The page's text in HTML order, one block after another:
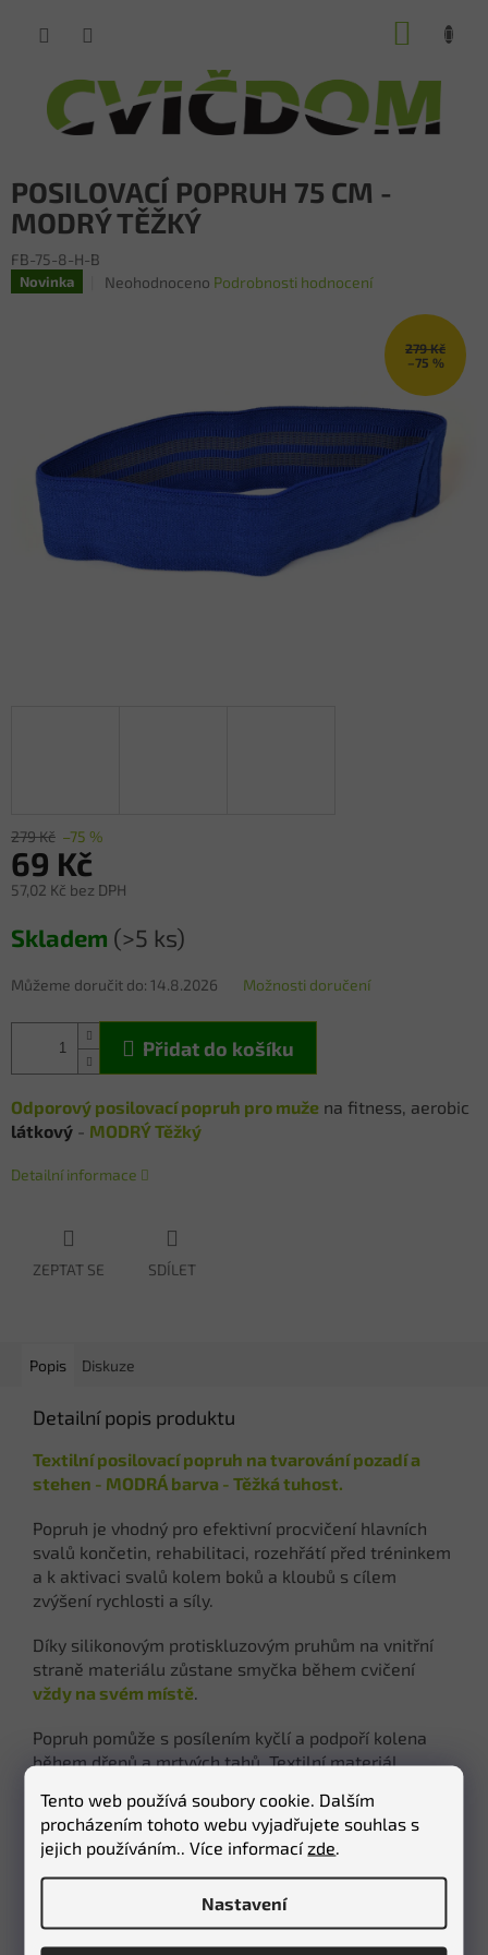
Tento web používá soubory cookie. Dalším
procházením tohoto webu vyjadřujete souhlas s
jejich používáním.. Více informacízde
Nastavení
POSILOVACÍ POPRUH 75 CM -
MODRÝ TĚŽKÝ
FB-75-8-H-B
Novinka
Průměrné
hvězdiček.
Neohodnoceno Podrobnosti hodnocení
279 Kč
–75 %
279 Kč –75 %
69 Kč
57,02 Kč bez DPH
cena:
Skladem (>5 ks)
Můžeme doručit do: 14.8.2026 Možnosti doručení
Přidat do košíku
Odporový posilovací popruh pro muže na fitness, aerobic
látkový - MODRÝ Těžký
Detailní informace
ZEPTAT SE SDÍLET
Popis Diskuze
Detailní popis produktu
Textilní posilovací popruh na tvarování pozadí a
stehen - MODRÁ barva - Těžká tuhost.
Popruh je vhodný pro efektivní procvičení hlavních
svalů končetin, rehabilitaci, rozehřátí před tréninkem
a k aktivaci svalů kolem boků a kloubů s cílem
zvýšení rychlosti a síly.
Díky silikonovým protiskluzovým pruhům na vnitřní
straně materiálu zůstane smyčka během cvičení
vždy na svém místě.
Popruh pomůže s posílením kyčlí a podpoří kolena
během dřepů a mrtvých tahů. Textilní materiál
klasická latexová guma. Ocení to zejména muži
-netahá za chlupy.